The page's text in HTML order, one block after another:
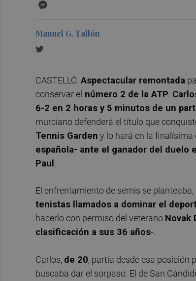
Manuel G. Tallón
CASTELLÓ. Aspectacular remontada
conservar el número 2 de la ATP.
6-2 en 2 horas y 5 minutos de un
murciano defenderá el título que
Tennis Garden y lo hará en la finalísima
española- ante el ganador del duelo
Paul.
El enfrentamiento de semis se
tenistas llamados a dominar el
hacerlo con permiso del veterano Novak
clasificación a sus 36 años-.
Carlos, de 20, partía desde esa posición
buscaba dar el sorpaso. El de San